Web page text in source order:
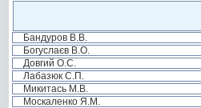
Бандуров В.В.
Богуслаєв В.О.
Довгий О.С.
Лабазюк С.П.
Микитась М.В.
Москаленко Я.М.